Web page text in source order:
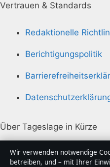
Vertrauen & Standards
Redaktionelle
Berichtigungspolitik
Über Tageslage in Kürze
Tageslage ist ein
Nachrichtenanbieter mit
Wir verwenden notwendige
betreiben, und – mit Ihrer